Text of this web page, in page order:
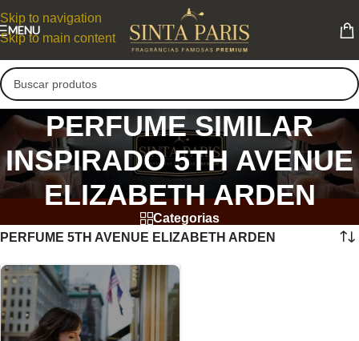
Skip to navigation
Skip to main content
MENU
PERFUME SIMILAR
INSPIRADO 5TH AVENUE
ELIZABETH ARDEN
Categorias
PERFUME 5TH AVENUE ELIZABETH ARDEN